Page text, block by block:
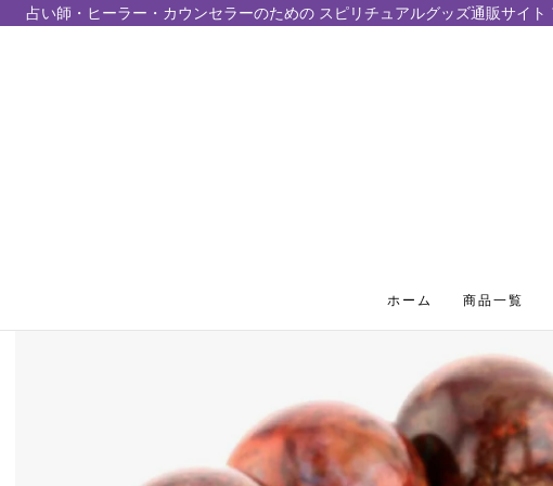
ツにスキップ
占い師・ヒーラー・カウンセラーのための スピリチュアルグッズ通販サイト
ホーム 商品一覧